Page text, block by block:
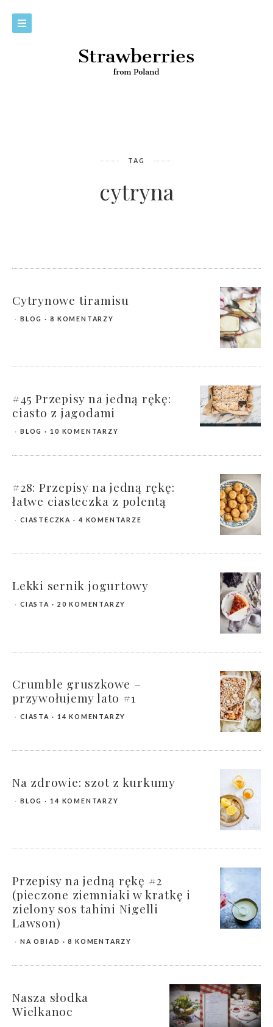
TAG
cytryna
Cytrynowe tiramisu
BLOG 8 KOMENTARZY
#45 Przepisy na jedną rękę:
ciasto z jagodami
BLOG 10 KOMENTARZY
#28: Przepisy na jedną rękę:
łatwe ciasteczka z polentą
CIASTECZKA 4 KOMENTARZE
Lekki sernik jogurtowy
CIASTA 20 KOMENTARZY
Crumble gruszkowe –
przywołujemy lato #1
CIASTA 14 KOMENTARZY
Na zdrowie: szot z kurkumy
BLOG 14 KOMENTARZY
Przepisy na jedną rękę #2
(pieczone ziemniaki w kratkę i
zielony sos tahini Nigelli
Lawson)
NA OBIAD 8 KOMENTARZY
Nasza słodka
Wielkanoc